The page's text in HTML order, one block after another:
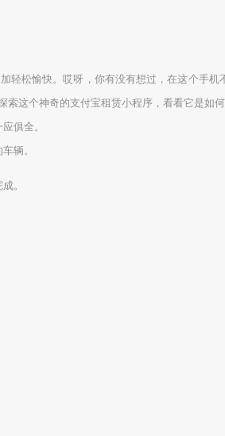
松愉快。哎呀，你有没有想过，在这个手机
这个神奇的支付宝租赁小程序，看看它是如
俱全。
辆。
。